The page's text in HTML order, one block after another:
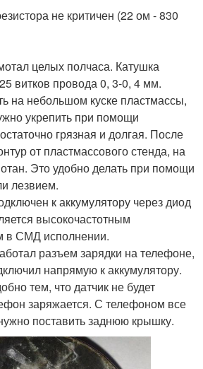
не критичен (22 ом - 830
целых полчаса. Катушка
витков провода 0, 3-0, 4 мм.
на небольшом куске пластмассы,
укрепить при помощи
грязная и долгая. После
от пластмассового стенда, на
Это удобно делать при помощи
лезвием.
к аккумулятору через диод
высокочастотным
в СМД исполнении.
разъем зарядки на телефоне,
напрямую к аккумулятору.
тем, что датчик не будет
заряжается. С телефоном все
поставить заднюю крышку.